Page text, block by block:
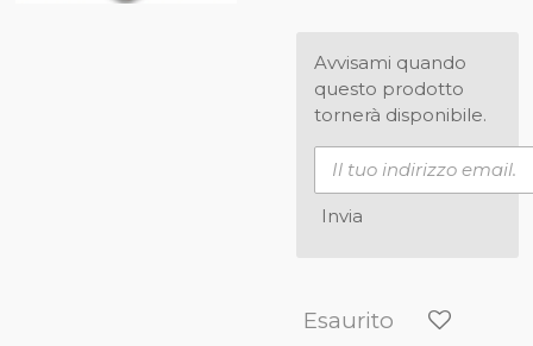
Avvisami quando
questo prodotto
tornerà disponibile.
Invia
Esaurito